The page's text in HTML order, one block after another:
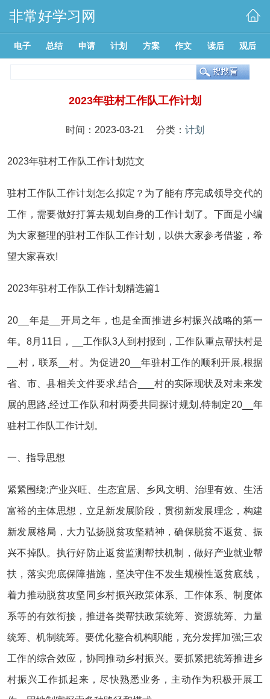
非常好学习网
电子 总结 申请 计划 方案 作文 读后 观后
2023年驻村工作队工作计划
时间：2023-03-21 分类： 计划
2023年驻村工作队工作计划范文
驻村工作队工作计划怎么拟定？为了能有序完成领导交代的
工作，需要做好打算去规划自身的工作计划了。下面是小编
为大家整理的驻村工作队工作计划，以供大家参考借鉴，希
望大家喜欢!
2023年驻村工作队工作计划精选篇1
20__年是__开局之年，也是全面推进乡村振兴战略的第一
年。8月11日，__工作队3人到村报到，工作队重点帮扶村是
__村，联系__村。为促进20__年驻村工作的顺利开展,根据
省、市、县相关文件要求,结合___村的实际现状及对未来发
展的思路,经过工作队和村两委共同探讨规划,特制定20__年
驻村工作队工作计划。
一、指导思想
紧紧围绕;产业兴旺、生态宜居、乡风文明、治理有效、生活
富裕的主体思想，立足新发展阶段，贯彻新发展理念，构建
新发展格局，大力弘扬脱贫攻坚精神，确保脱贫不返贫、振
兴不掉队。执行好防止返贫监测帮扶机制，做好产业就业帮
扶，落实兜底保障措施，坚决守住不发生规模性返贫底线，
着力推动脱贫攻坚同乡村振兴政策体系、工作体系、制度体
系等的有效衔接，推进各类帮扶政策统筹、资源统筹、力量
统筹、机制统筹。要优化整合机构职能，充分发挥加强;三农
工作的综合效应，协同推动乡村振兴。要抓紧把统筹推进乡
村振兴工作抓起来，尽快熟悉业务，主动作为积极开展工